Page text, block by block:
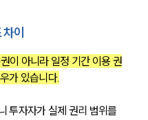
개
점
너 로펌
차이
이 아니라 일정 기간 이용 권
가 있습니다.
투자자가 실제 권리 범위를